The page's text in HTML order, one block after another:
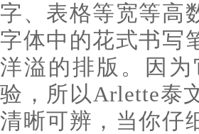
字、表格等宽等高
字体中的花式书写
洋溢的排版。因
验，所以Arlette泰
清晰可辨，当你仔